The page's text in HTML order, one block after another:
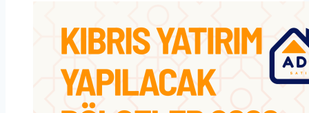
Girne’nin
saklı
köyü:
tarihçe,